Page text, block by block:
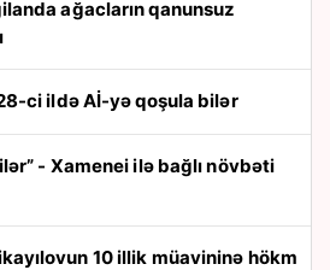
ci ildə Aİ-yə qoşula bilər